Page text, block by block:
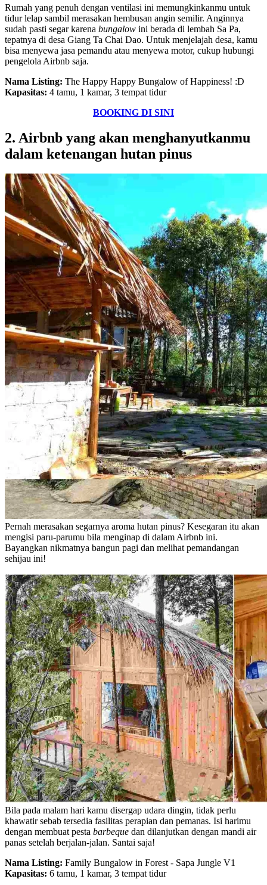
Rumah yang penuh dengan ventilasi ini memungkinkanmu untuk
tidur lelap sambil merasakan hembusan angin semilir. Anginnya
sudah pasti segar karena bungalow ini berada di lembah Sa Pa,
tepatnya di desa Giang Ta Chai Dao. Untuk menjelajah desa, kamu
bisa menyewa jasa pemandu atau menyewa motor, cukup hubungi
pengelola Airbnb saja.
Nama Listing: The Happy Happy Bungalow of Happiness! :D
Kapasitas: 4 tamu, 1 kamar, 3 tempat tidur
BOOKING DI SINI
2. Airbnb yang akan menghanyutkanmu
dalam ketenangan hutan pinus
Pernah merasakan segarnya aroma hutan pinus? Kesegaran itu akan
mengisi paru-parumu bila menginap di dalam Airbnb ini.
Bayangkan nikmatnya bangun pagi dan melihat pemandangan
sehijau ini!
Bila pada malam hari kamu disergap udara dingin, tidak perlu
khawatir sebab tersedia fasilitas perapian dan pemanas. Isi harimu
dengan membuat pesta barbeque dan dilanjutkan dengan mandi air
panas setelah berjalan-jalan. Santai saja!
Nama Listing: Family Bungalow in Forest - Sapa Jungle V1
Kapasitas: 6 tamu, 1 kamar, 3 tempat tidur